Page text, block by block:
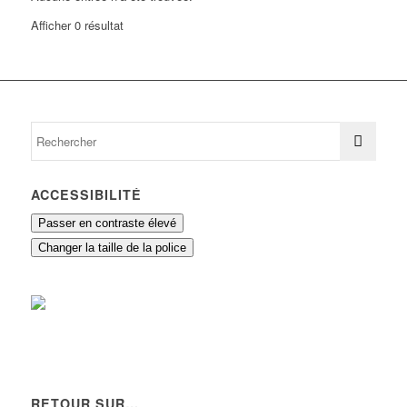
Afficher 0 résultat
ACCESSIBILITÉ
Passer en contraste élevé
Changer la taille de la police